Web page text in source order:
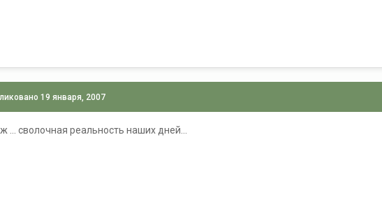
19 января, 2007
... сволочная реальность наших дней...